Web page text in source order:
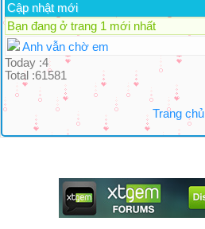
Cập nhật mới
Bạn đang ở trang 1 mới nhất
Anh vẫn chờ em
Today :4
Total :61581
Trang chủ